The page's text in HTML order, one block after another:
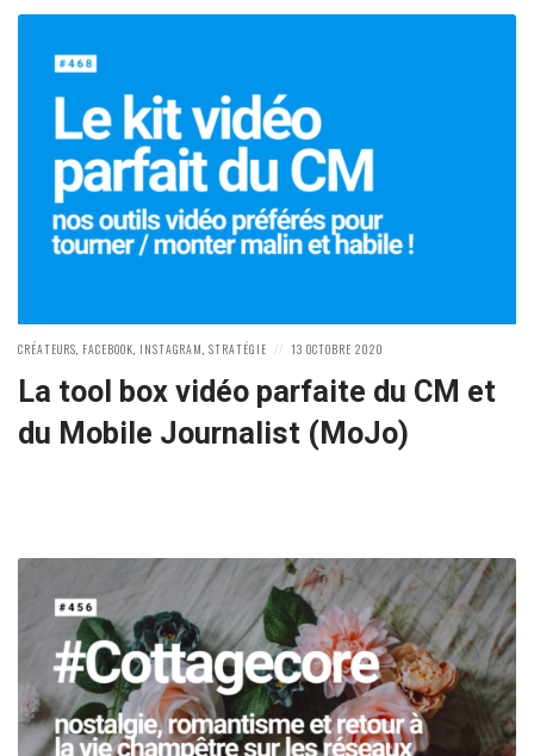
POSTED
CRÉATEURS, FACEBOOK, INSTAGRAM,STRATÉGIE
POSTED
13 OCTOBRE 2020
La tool box vidéo parfaite du CM et
du Mobile Journalist (MoJo)